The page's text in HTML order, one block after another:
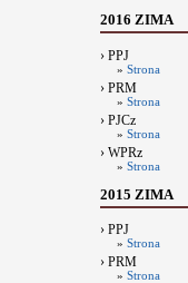
2016 ZIMA
› PPJ
» Strona
› PRM
» Strona
› PJCz
» Strona
› WPRz
» Strona
2015 ZIMA
› PPJ
» Strona
› PRM
» Strona